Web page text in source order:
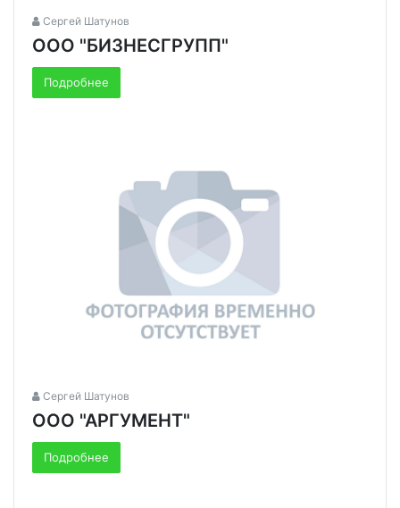
Сергей Шатунов
ООО "БИЗНЕСГРУПП"
Подробнее
Сергей Шатунов
ООО "АРГУМЕНТ"
Подробнее